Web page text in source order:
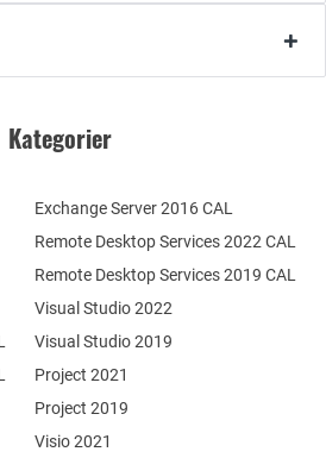
Kategorier
Remote Desktop Services 2022 CAL
Remote Desktop Services 2019 CAL
Exchange Server 2016 CAL
Visual Studio 2022
Visual Studio 2019
Project 2021
Project 2019
Visio 2021